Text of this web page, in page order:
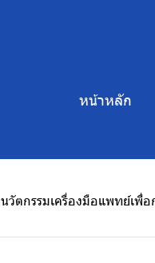
หน้าหลัก
นวัตกรรมเครื่องมือแพทย์เพื่